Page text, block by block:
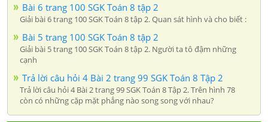
Bài 6 trang 100 SGK Toán 8 tập 2
Giải bài 6 trang 100 SGK Toán 8 tập 2. Quan sát hình và cho biết :
Bài 5 trang 100 SGK Toán 8 tập 2
Giải bài 5 trang 100 SGK Toán 8 tập 2. Người ta tô đậm những
cạnh
Trả lời câu hỏi 4 Bài 2 trang 99 SGK Toán 8 Tập 2
Trả lời câu hỏi 4 Bài 2 trang 99 SGK Toán 8 Tập 2. Trên hình 78
còn có những cặp mặt phẳng nào song song với nhau?